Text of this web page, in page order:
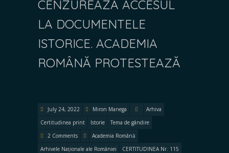
CENZUREAZĂ ACCESUL
LA DOCUMENTELE
ISTORICE. ACADEMIA
ROMÂNĂ PROTESTEAZĂ
July 24, 2022 Miron Manega
Arhiva
Certitudinea print
Istorie
Tema de gândire
2 Comments
Academia Română
Arhivele Naționale ale României
CERTITUDINEA Nr. 115